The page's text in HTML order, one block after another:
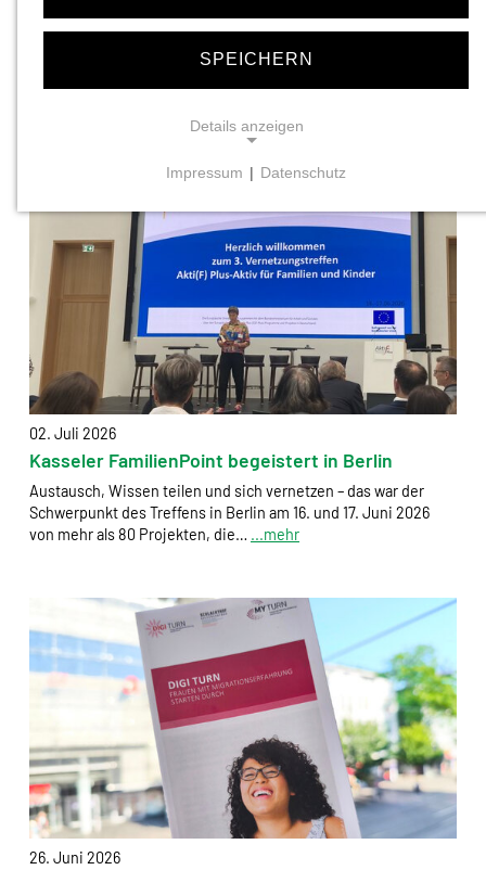
2. Kasseler Vätertag im Evangelischen
Familienbildungszentrum
Am 21. Juni feierten über 30 Väter mit mehr als 40 Kindern den
2. Kasseler Vätertag im Evangelischen
02. Juli 2026
Kasseler FamilienPoint begeistert in Berlin
Austausch, Wissen teilen und sich vernetzen – das war der
Schwerpunkt des Treffens in Berlin am 16. und 17. Juni 2026
von mehr als 80 Projekten, die… ...mehr
26. Juni 2026
SPEICHERN
Details anzeigen
Notwendige Cookies ermöglichen grundlegende
Funktionen und sind für die einwandfreie Funktion der
Website erforderlich.
Einverständnis-Cookie
Name:
cookie_consent
Zweck:
Dieser Cookie speichert die ausgewählten
Einverständnis-Optionen des Benutzers
Cookie Laufzeit:
1 Jahr
SPENDENFORMULAR
Warum bitten wir darum für das Spendenformular
Daten übertragen zu dürfen?
Es werden Daten an HelpDirect und an Google
übertragen. Wir verwenden auf der Spendenseite
reCAPTCHA. reCAPTCHA versucht zu unterscheiden, ob
eine bestimmte Handlung im Internet von einem
Menschen oder von einem Computerprogramm bzw. Bot
vorgenommen wird. Wir verwenden reCAPTCHA
ausschließlich im Spendenformular um MIssbrauch
vorzubeugen. Da das Formular von HelpDirect zur
Impressum | Datenschutz